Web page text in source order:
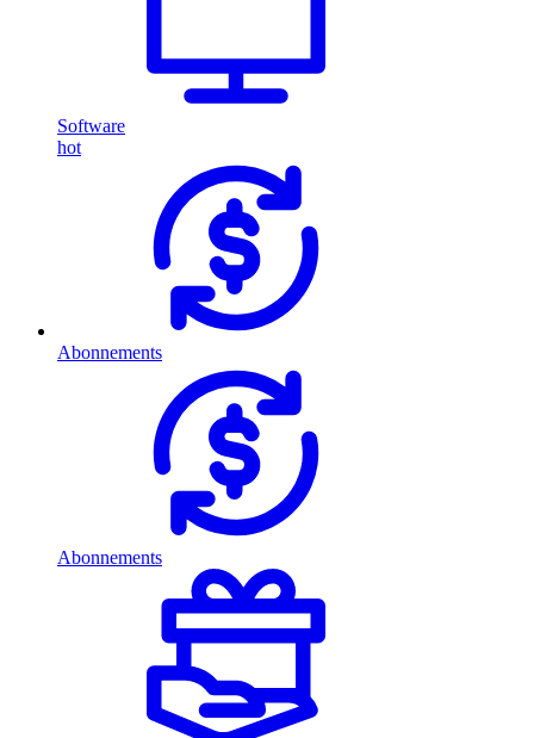
Software
hot
Abonnements
Abonnements